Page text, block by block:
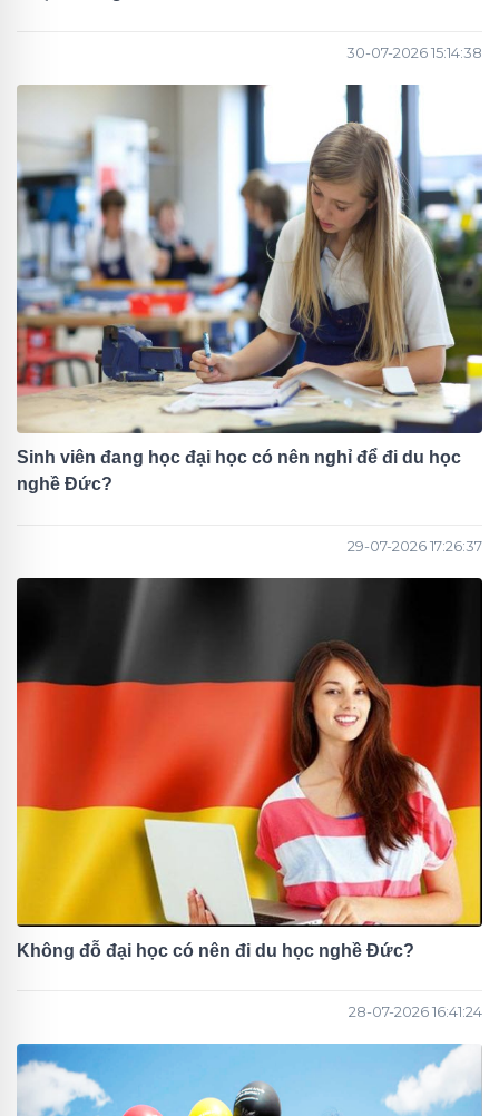
30-07-2026 15:14:38
Sinh viên đang học đại học có nên nghỉ để đi du học
nghề Đức?
29-07-2026 17:26:37
Không đỗ đại học có nên đi du học nghề Đức?
28-07-2026 16:41:24